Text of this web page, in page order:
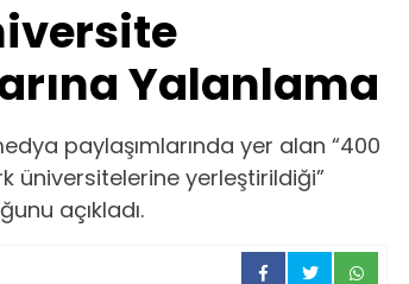
Yalanlama
paylaşımlarında yer alan “400
üniversitelerine yerleştirildiği”
açıkladı.